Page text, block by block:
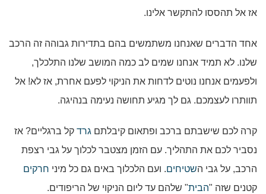
אז אל תהססו להתקשר אלינו.
אחד הדברים שאנחנו משתמשים בהם בתדירות גבוהה זה הרכב
שלנו. לא תמיד אנחנו שמים לב כמה המושב שלנו התלכלך,
ולפעמים אנחנו נוטים לדחות את הניקוי לפעם אחרת, אז לא! אל
תוותרו לעצמכם. גם לך מגיע תחושה נעימה בנהיגה.
קרה לכם שישבתם ברכב ופתאום קיבלתם גרד קל ברגליים? אז
נסביר לכם את התהליך. עם הזמן מצטבר לכלוך על גבי רצפת
הרכב, על גבי השטיחים. ועם הלכלוך באים גם כל מיני חרקים
קטנים שזה "הבית" שלהם עד ליום הניקוי של הריפודים.